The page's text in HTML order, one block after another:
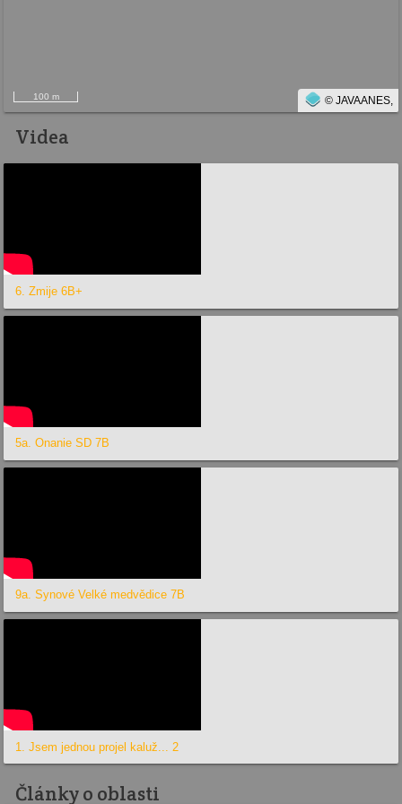
100 m © JAVAANES,
Videa
6. Zmije 6B+
5a. Onanie SD 7B
9a. Synové Velké medvědice 7B
1. Jsem jednou projel kaluž... 2
Články o oblasti